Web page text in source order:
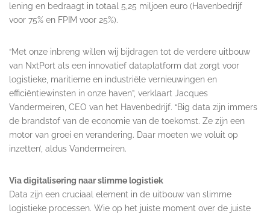
lening en bedraagt in totaal 5,25 miljoen euro (Havenbedrijf
voor 75% en FPIM voor 25%).
“Met onze inbreng willen wij bijdragen tot de verdere uitbouw
van NxtPort als een innovatief dataplatform dat zorgt voor
logistieke, maritieme en industriële vernieuwingen en
efficiëntiewinsten in onze haven”, verklaart Jacques
Vandermeiren, CEO van het Havenbedrijf. “Big data zijn immers
de brandstof van de economie van de toekomst. Ze zijn een
motor van groei en verandering. Daar moeten we voluit op
inzetten’, aldus Vandermeiren.
Via digitalisering naar slimme logistiek
Data zijn een cruciaal element in de uitbouw van slimme
logistieke processen. Wie op het juiste moment over de juiste